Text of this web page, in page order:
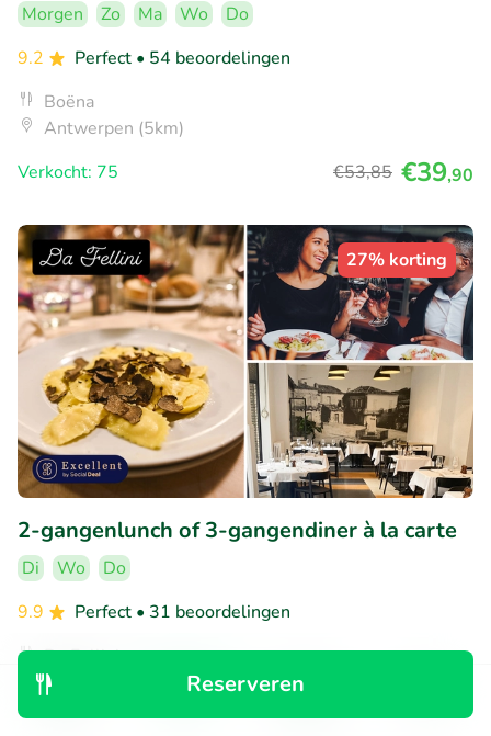
Reserveren
Morgen Zo Ma Wo
Do
9.2
Perfect • 54 beoordelingen
Boëna
Antwerpen (5km)
Verkocht: 75
€53,85 €39,90
27% korting
2-gangenlunch of 3-gangendiner à la carte
Di Wo
Do
9.9
Perfect • 31 beoordelingen
Da Fellini
Antwerpen (5km)
Verkocht: 408
€45,10 €32